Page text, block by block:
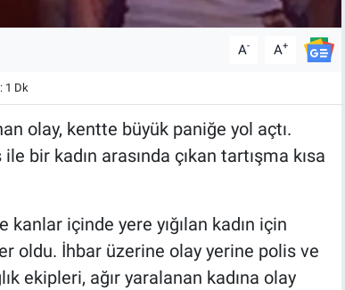
A- A+
1 Dk
olay, kentte büyük paniğe yol açtı.
bir kadın arasında çıkan tartışma kısa
kanlar içinde yere yığılan kadın için
oldu. İhbar üzerine olay yerine polis ve
ekipleri, ağır yaralanan kadına olay